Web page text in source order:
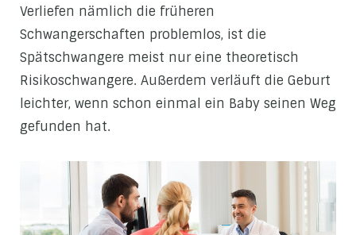
Verliefen nämlich die früheren
Schwangerschaften problemlos, ist die
Spätschwangere meist nur eine theoretisch
Risikoschwangere. Außerdem verläuft die Geburt
leichter, wenn schon einmal ein Baby seinen Weg
gefunden hat.